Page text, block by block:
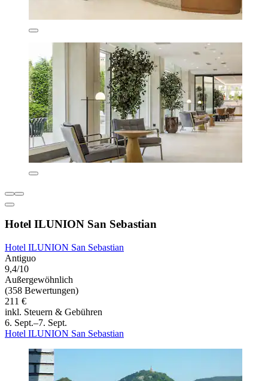
Hotel ILUNION San Sebastian
Hotel ILUNION San Sebastian
Antiguo
9,4/10
Außergewöhnlich
(358 Bewertungen)
211 €
inkl. Steuern & Gebühren
6. Sept.–7. Sept.
Hotel ILUNION San Sebastian